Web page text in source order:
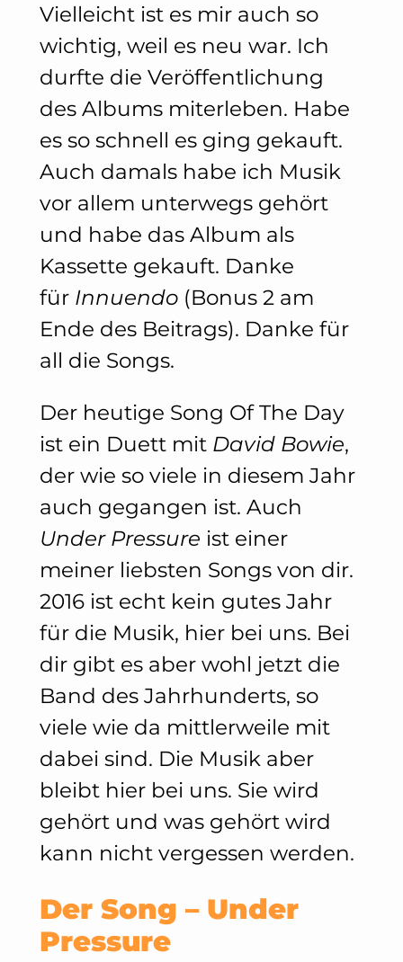
Vielleicht ist es mir auch so
wichtig, weil es neu war. Ich
durfte die Veröffentlichung
des Albums miterleben. Habe
es so schnell es ging gekauft.
Auch damals habe ich Musik
vor allem unterwegs gehört
und habe das Album als
Kassette gekauft. Danke
für Innuendo(Bonus 2 am
Ende des Beitrags). Danke für
all die Songs.
Der heutige Song Of The Day
ist ein Duett mit David Bowie,
der wie so viele in diesem Jahr
auch gegangen ist. Auch
Under Pressure ist einer
meiner liebsten Songs von dir.
2016 ist echt kein gutes Jahr
für die Musik, hier bei uns. Bei
dir gibt es aber wohl jetzt die
Band des Jahrhunderts, so
viele wie da mittlerweile mit
dabei sind. Die Musik aber
bleibt hier bei uns. Sie wird
gehört und was gehört wird
kann nicht vergessen werden.
Der Song – Under
Pressure